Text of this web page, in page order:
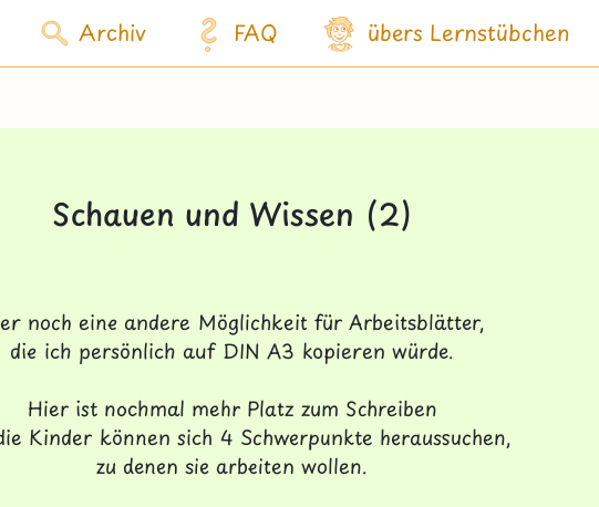
Archiv FAQ übers Lernstübchen
Schauen und Wissen (2)
noch eine andere Möglichkeit für Arbeitsblätter,
die ich persönlich auf DIN A3 kopieren würde.
Hier ist nochmal mehr Platz zum Schreiben
Kinder können sich 4 Schwerpunkte heraussuchen,
zu denen sie arbeiten wollen.